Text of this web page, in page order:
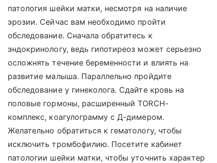
патология шейки матки, несмотря на наличие
эрозии. Сейчас вам необходимо пройти
обследование. Сначала обратитесь к
эндокринологу, ведь гипотиреоз может серьезно
осложнять течение беременности и влиять на
развитие малыша. Параллельно пройдите
обследование у гинеколога. Сдайте кровь на
половые гормоны, расширенный TORCH-
комплекс, коагулограмму с Д-димером.
Желательно обратиться к гематологу, чтобы
исключить тромбофилию. Посетите кабинет
патологии шейки матки, чтобы уточнить характер